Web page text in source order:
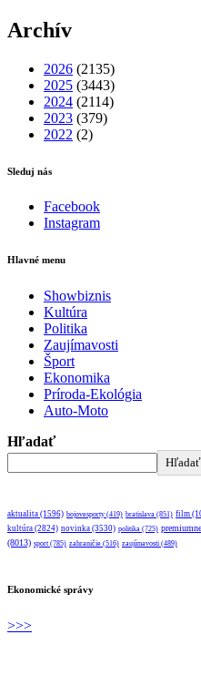
Archív
2026 (2135)
2025 (3443)
2024 (2114)
2023 (379)
2022 (2)
Sleduj nás
Facebook
Instagram
Hlavné menu
Showbiznis
Kultúra
Politika
Zaujímavosti
Šport
Ekonomika
Príroda-Ekológia
Auto-Moto
Hľadať
Hľadať
aktualita (1596) bojovesporty (419) bratislava (851) film
kultúra (2824) novinka (3530) politika (725)
(8013) sport (785) zahraničie (516) zaujímavosti (489)
Ekonomické správy
>>>